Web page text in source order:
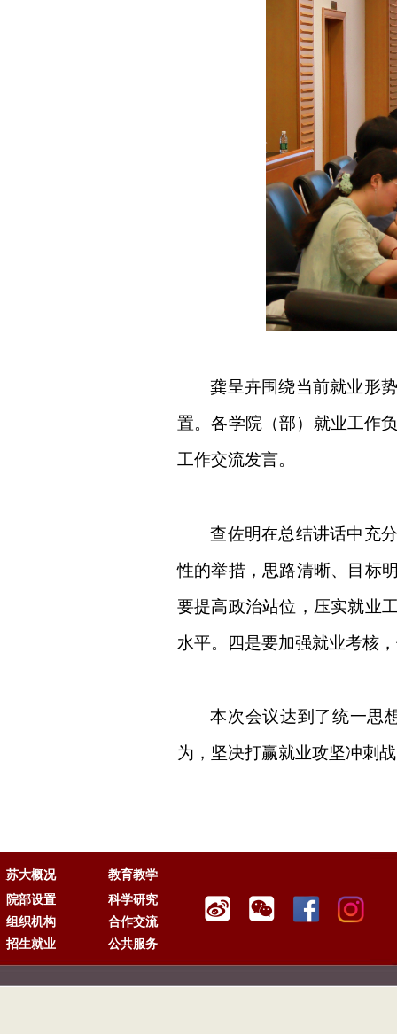
龚呈卉围绕当前就业形
置。各学院（部）就业工作
工作交流发言。
查佐明在总结讲话中充
性的举措，思路清晰、目标
要提高政治站位，压实就业
水平。四是要加强就业考核
本次会议达到了统一思
为，坚决打赢就业攻坚冲刺
苏大概况
教育教学
院部设置
科学研究
组织机构
合作交流
招生就业
公共服务